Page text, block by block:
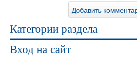
Категории раздела
Вход на сайт